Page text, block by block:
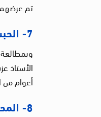
تم
7- الحبس الاحتياطي والتدوير عقوبات لا سقف لها:
الأستاذ
أعوام من
8- المحاكمة أمام محكمة أمن الدولة طوارئ محاكمة استثنائية: